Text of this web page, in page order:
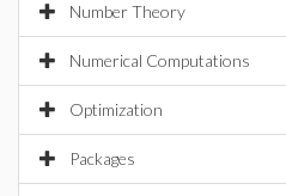
Number Theory
Numerical Computations
Optimization
Packages